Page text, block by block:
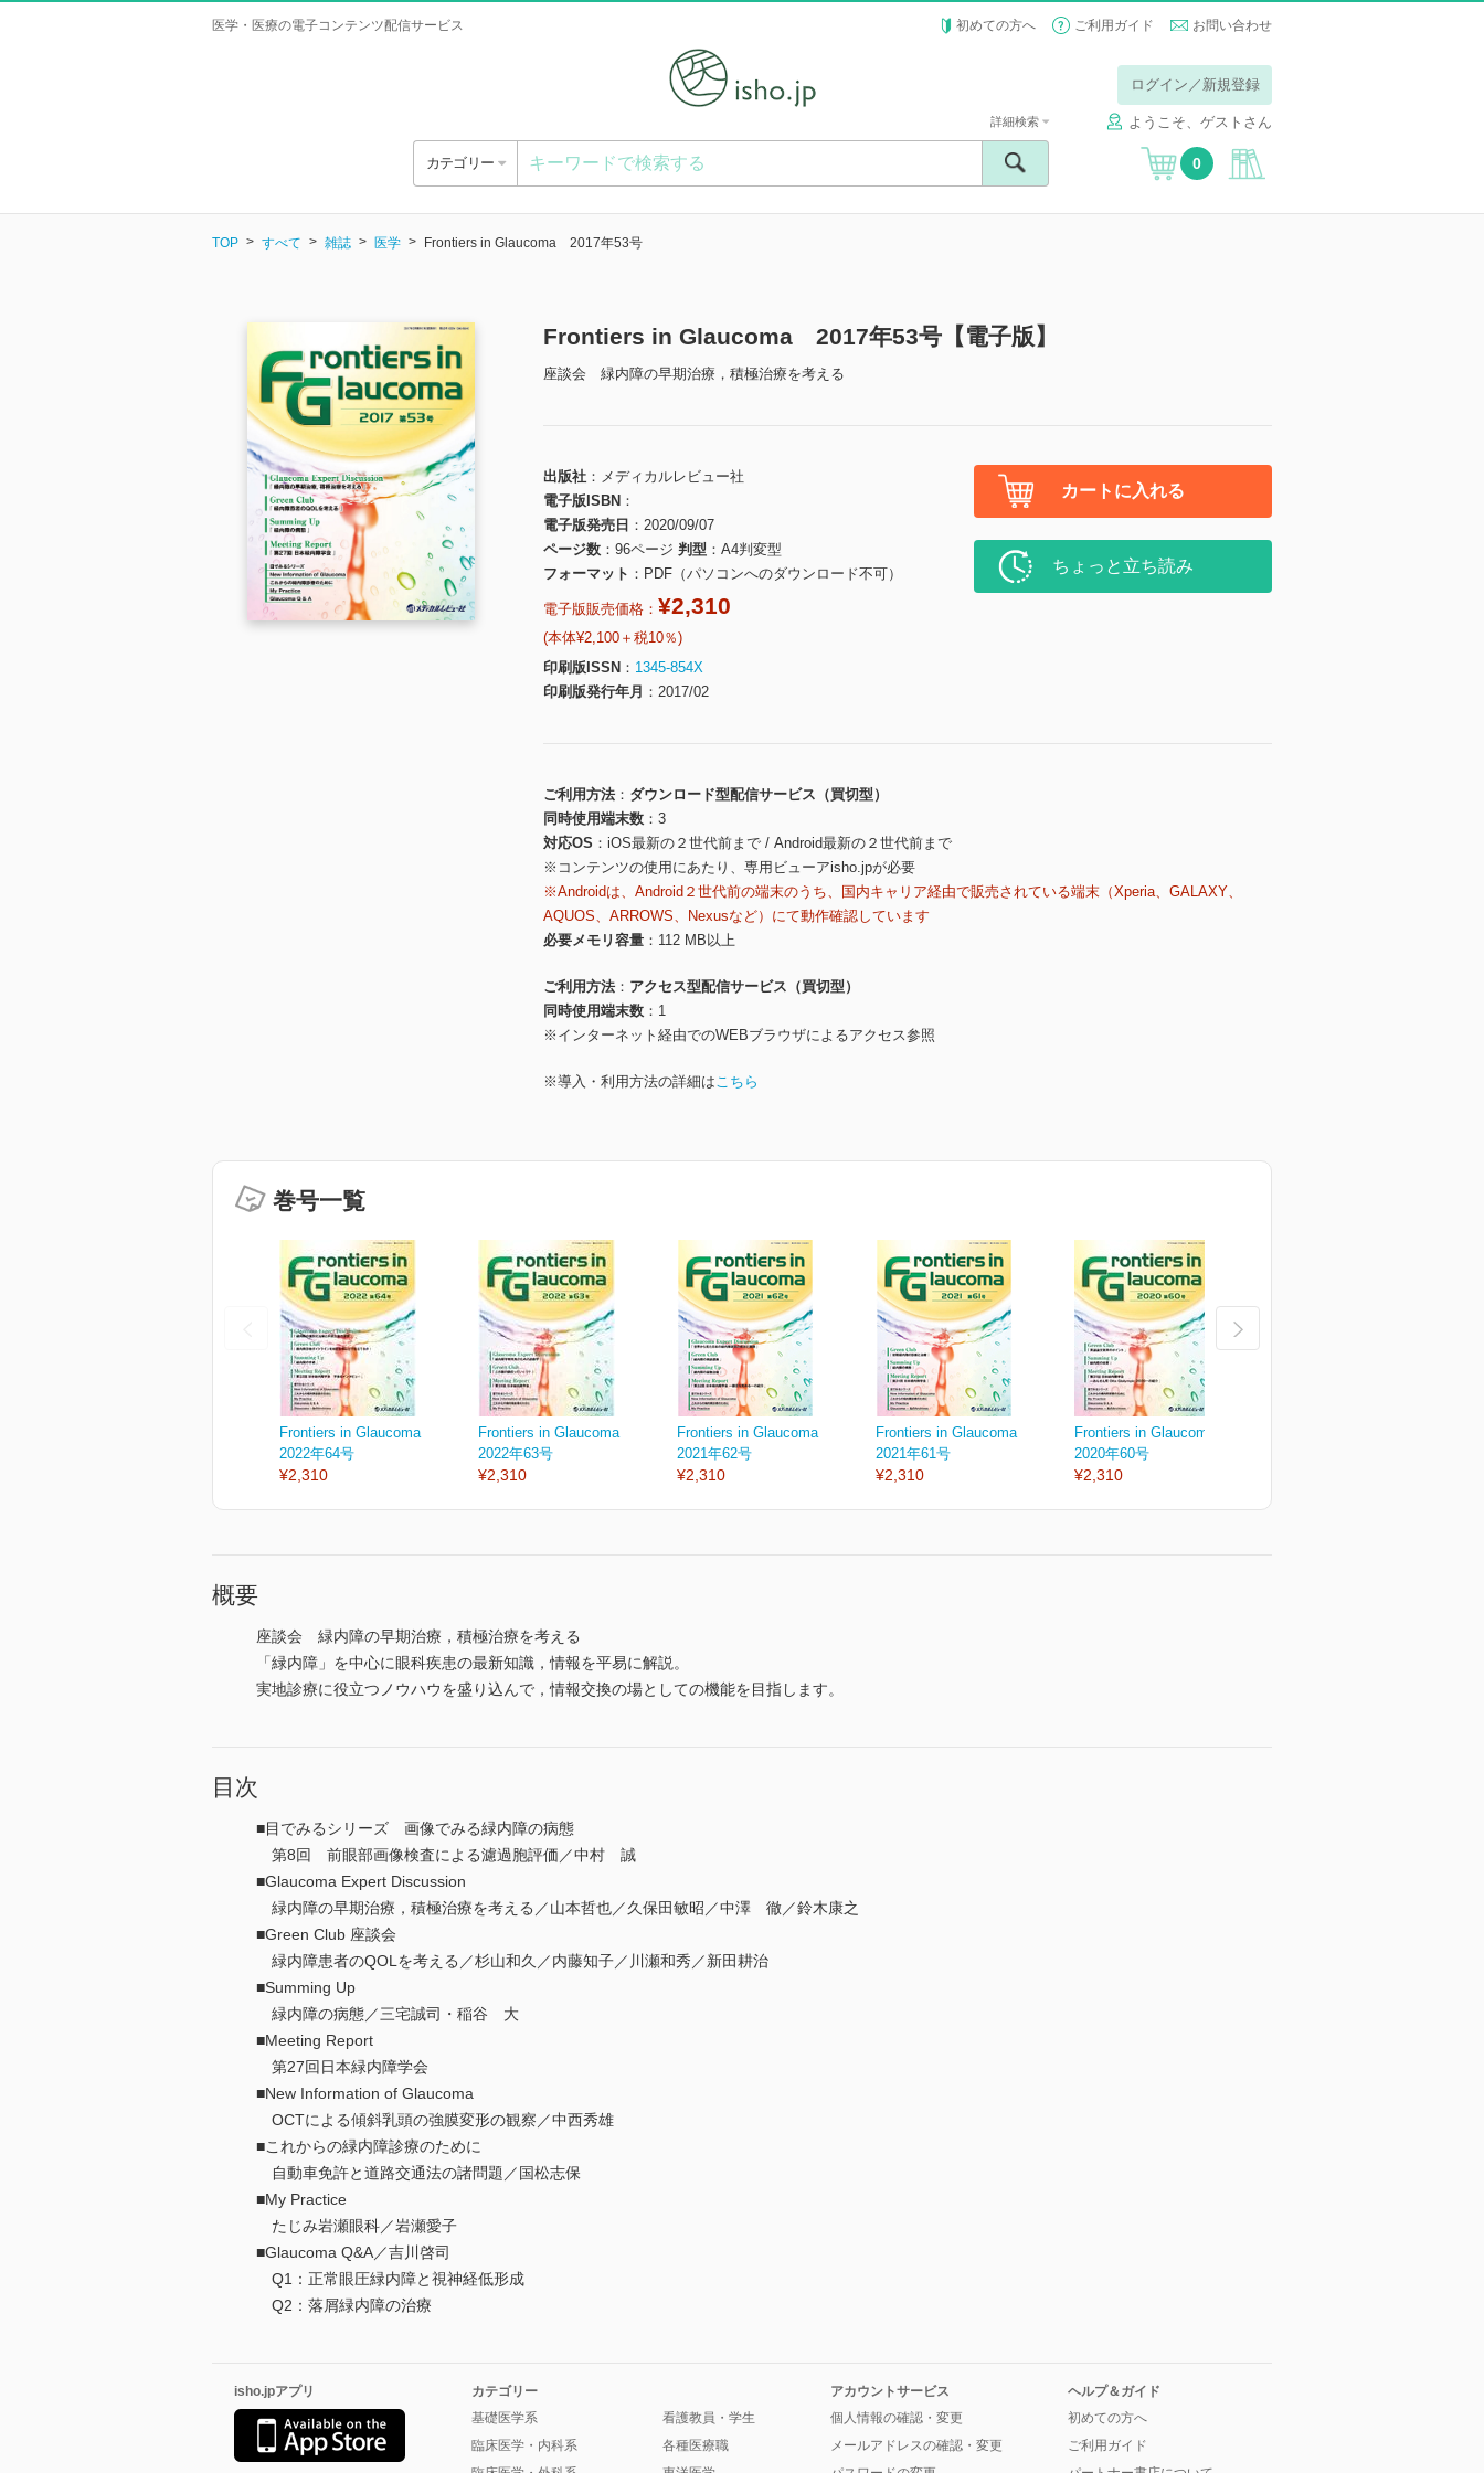
医学・医療の電子コンテンツ配信サービス 初めての方へ ご利用ガイド お問い合わせ
ログイン／新規登録
ようこそ、ゲストさん
カテゴリー
詳細検索
0
TOP すべて 雑誌 医学 Frontiers in Glaucoma 2017年53号
Frontiers in Glaucoma 2017年53号【電子版】
座談会 緑内障の早期治療，積極治療を考える
出版社
メディカルレビュー社
電子版ISBN
電子版発売日
2020/09/07
ページ数
96ページ 判型
A4判変型
フォーマット
PDF（パソコンへのダウンロード不可）
電子版販売価格： ¥2,310
(本体¥2,100＋税10％)
印刷版ISSN
1345-854X
印刷版発行年月
2017/02
カートに入れる
ちょっと立ち読み
ご利用方法
ダウンロード型配信サービス（買切型）
同時使用端末数
3
対応OS
iOS最新の２世代前まで / Android最新の２世代前まで
※コンテンツの使用にあたり、専用ビューアisho.jpが必要
※Androidは、Android２世代前の端末のうち、国内キャリア経由で販売されている端末（Xperia、GALAXY、
AQUOS、ARROWS、Nexusなど）にて動作確認しています
必要メモリ容量
112 MB以上
ご利用方法
アクセス型配信サービス（買切型）
同時使用端末数
1
※インターネット経由でのWEBブラウザによるアクセス参照
※導入・利用方法の詳細はこちら
巻号一覧
Frontiers in Glaucoma
2022年64号
¥2,310
Frontiers in Glaucoma
2022年63号
¥2,310
Frontiers in Glaucoma
2021年62号
¥2,310
Frontiers in Glaucoma
2021年61号
¥2,310
Frontiers in Glaucoma
2020年60号
¥2,310
概要
座談会 緑内障の早期治療，積極治療を考える
「緑内障」を中心に眼科疾患の最新知識，情報を平易に解説。
実地診療に役立つノウハウを盛り込んで，情報交換の場としての機能を目指します。
目次
■目でみるシリーズ 画像でみる緑内障の病態
第8回 前眼部画像検査による濾過胞評価／中村 誠
■Glaucoma Expert Discussion
緑内障の早期治療，積極治療を考える／山本哲也／久保田敏昭／中澤 徹／鈴木康之
■Green Club 座談会
緑内障患者のQOLを考える／杉山和久／内藤知子／川瀬和秀／新田耕治
■Summing Up
緑内障の病態／三宅誠司・稲谷 大
■Meeting Report
第27回日本緑内障学会
■New Information of Glaucoma
OCTによる傾斜乳頭の強膜変形の観察／中西秀雄
■これからの緑内障診療のために
自動車免許と道路交通法の諸問題／国松志保
■My Practice
たじみ岩瀬眼科／岩瀬愛子
■Glaucoma Q&A／吉川啓司
Q1：正常眼圧緑内障と視神経低形成
Q2：落屑緑内障の治療
isho.jpアプリ
カテゴリー
基礎医学系
臨床医学・内科系
看護教員・学生
各種医療職
アカウントサービス
個人情報の確認・変更
メールアドレスの確認・変更
ヘルプ＆ガイド
初めての方へ
ご利用ガイド